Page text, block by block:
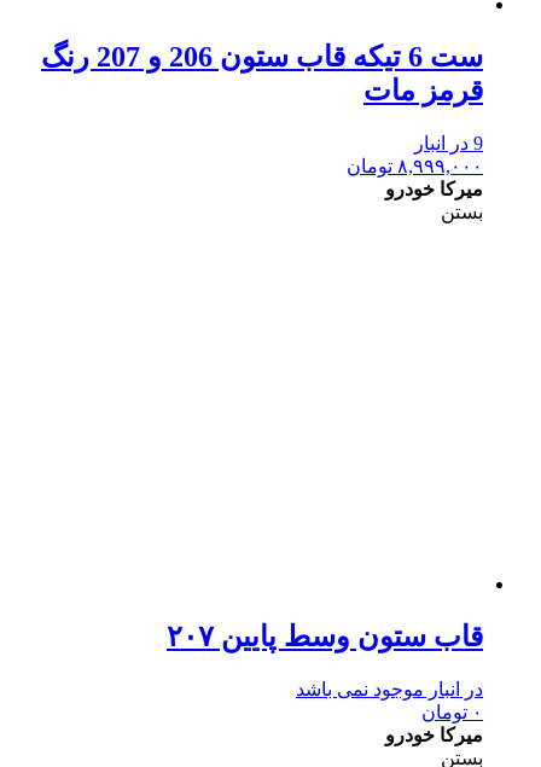
ست 6 تیکه قاب ستون 206 و 207 رنگ
قرمز مات
9 در انبار
۸,۹۹۹,۰۰۰ تومان
میرکا خودرو
بستن
قاب ستون وسط پایین ۲۰۷
در انبار موجود نمی باشد
۰ تومان
میرکا خودرو
بستن